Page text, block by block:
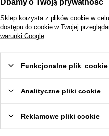
213x152x75cm
Dbamy o Twoją prywatność
Sklep korzysta z plików cookie w
dostępu do cookie w Twojej
warunki Google
Funkcjonalne pliki cookie
Analityczne pliki cookie
Reklamowe pliki cookie